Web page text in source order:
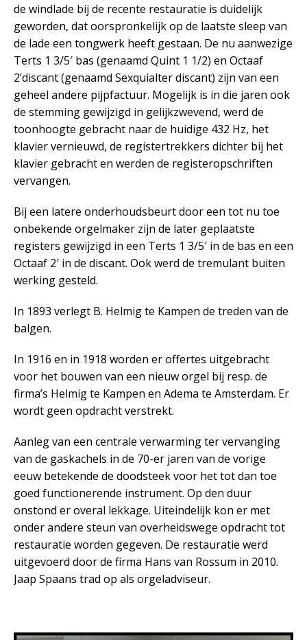
de windlade bij de recente restauratie is duidelijk
geworden, dat oorspronkelijk op de laatste sleep van
de lade een tongwerk heeft gestaan. De nu aanwezige
Terts 1 3/5′ bas (genaamd Quint 1 1/2) en Octaaf
2’discant (genaamd Sexquialter discant) zijn van een
geheel andere pijpfactuur. Mogelijk is in die jaren ook
de stemming gewijzigd in gelijkzwevend, werd de
toonhoogte gebracht naar de huidige 432 Hz, het
klavier vernieuwd, de registertrekkers dichter bij het
klavier gebracht en werden de registeropschriften
vervangen.
Bij een latere onderhoudsbeurt door een tot nu toe
onbekende orgelmaker zijn de later geplaatste
registers gewijzigd in een Terts 1 3/5′ in de bas en een
Octaaf 2′ in de discant. Ook werd de tremulant buiten
werking gesteld.
In 1893 verlegt B. Helmig te Kampen de treden van de
balgen.
In 1916 en in 1918 worden er offertes uitgebracht
voor het bouwen van een nieuw orgel bij resp. de
firma’s Helmig te Kampen en Adema te Amsterdam. Er
wordt geen opdracht verstrekt.
Aanleg van een centrale verwarming ter vervanging
van de gaskachels in de 70-er jaren van de vorige
eeuw betekende de doodsteek voor het tot dan toe
goed functionerende instrument. Op den duur
onstond er overal lekkage. Uiteindelijk kon er met
onder andere steun van overheidswege opdracht tot
restauratie worden gegeven. De restauratie werd
uitgevoerd door de firma Hans van Rossum in 2010.
Jaap Spaans trad op als orgeladviseur.